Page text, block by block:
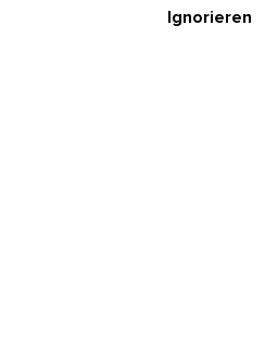
Ignorieren